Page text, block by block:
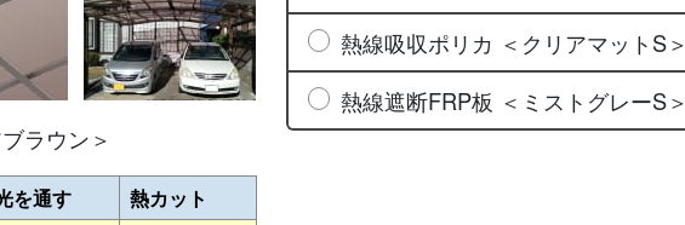
ラウン＞
を通す
熱カット
熱線吸収ポリカ ＜クリアマットS＞
熱線遮断FRP板 ＜ミストグレーS＞